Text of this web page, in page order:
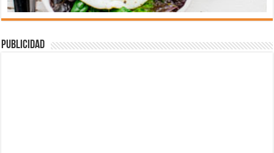
Publicidad